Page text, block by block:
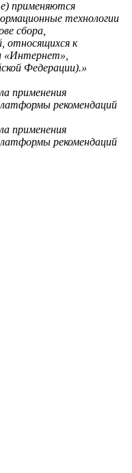
применяются
технологии
сбора,
относящихся к
«Интернет»,
Федерации).»
применения
рекомендаций
применения
рекомендаций